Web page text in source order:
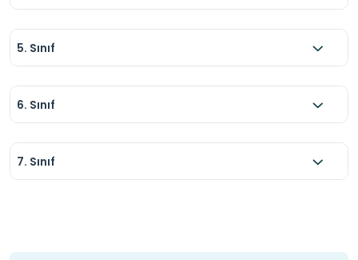
5. Sınıf
6. Sınıf
7. Sınıf